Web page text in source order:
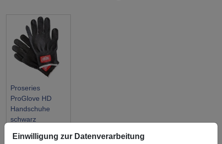
Proseries
ProGlove HD
Handschuhe
schwarz
Einwilligung zur Datenverarbeitung